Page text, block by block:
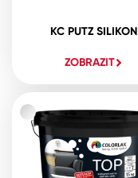
KC PUTZ SILIKON
ZOBRAZIT